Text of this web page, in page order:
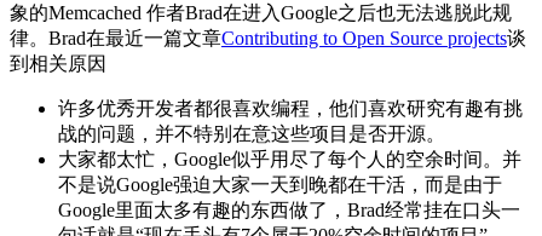
象的Memcached 作者Brad在进入Google之后也无法逃脱此规
律。Brad在最近一篇文章Contributing to Open Source projects谈
到相关原因
许多优秀开发者都很喜欢编程，他们喜欢研究有趣有挑
战的问题，并不特别在意这些项目是否开源。
大家都太忙，Google似乎用尽了每个人的空余时间。并
不是说Google强迫大家一天到晚都在干活，而是由于
Google里面太多有趣的东西做了，Brad经常挂在口头一